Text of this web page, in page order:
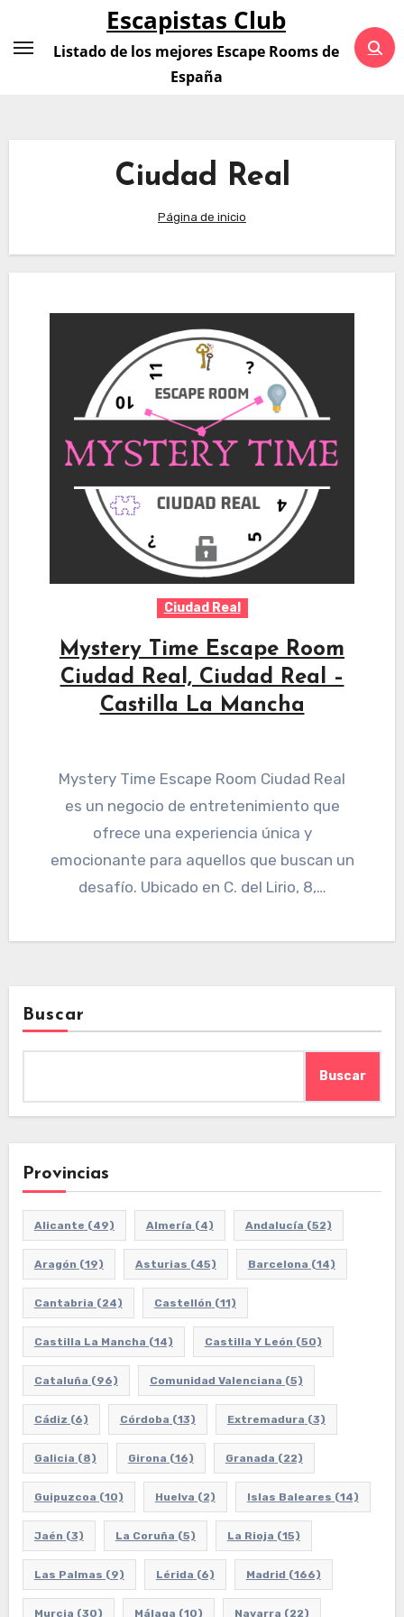
contenido
Escapistas Club
Listado de los mejores Escape Rooms de
España
Ciudad Real
Página de inicio
Ciudad Real
Mystery Time Escape Room
Ciudad Real, Ciudad Real –
Castilla La Mancha
Mystery Time Escape Room Ciudad Real
es un negocio de entretenimiento que
ofrece una experiencia única y
emocionante para aquellos que buscan un
desafío. Ubicado en C. del Lirio, 8,…
Buscar
Buscar
Provincias
Alicante (49) Almería (4) Andalucía (52)
Aragón (19) Asturias (45) Barcelona (14)
Cantabria (24) Castellón (11)
Castilla La Mancha (14) Castilla Y León (50)
Cataluña (96) Comunidad Valenciana (5)
Cádiz (6) Córdoba (13) Extremadura (3)
Galicia (8) Girona (16) Granada (22)
Guipuzcoa (10) Huelva (2) Islas Baleares (14)
Jaén (3) La Coruña (5) La Rioja (15)
Las Palmas (9) Lérida (6) Madrid (166)
Murcia (30) Málaga (10) Navarra (22)